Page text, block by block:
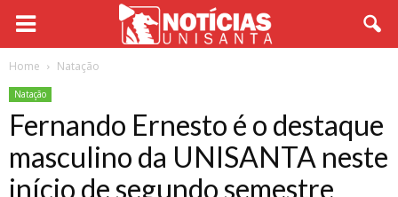
Home Natação
Natação
Fernando Ernesto é o destaque
masculino da UNISANTA neste
início de segundo semestre